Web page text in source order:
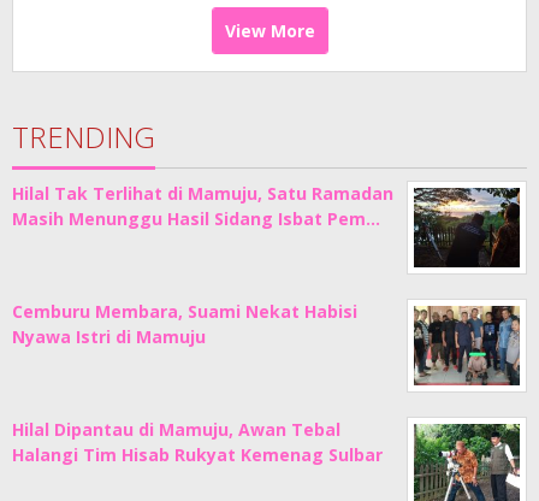
View More
TRENDING
Hilal Tak Terlihat di Mamuju, Satu Ramadan
Masih Menunggu Hasil Sidang Isbat Pem…
Cemburu Membara, Suami Nekat Habisi
Nyawa Istri di Mamuju
Hilal Dipantau di Mamuju, Awan Tebal
Halangi Tim Hisab Rukyat Kemenag Sulbar